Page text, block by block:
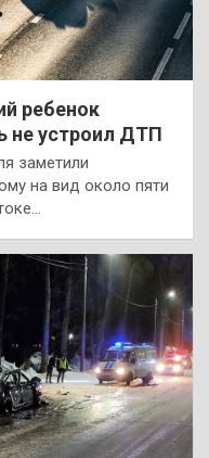
ребенок
не устроил ДТП
заметили
на вид около пяти